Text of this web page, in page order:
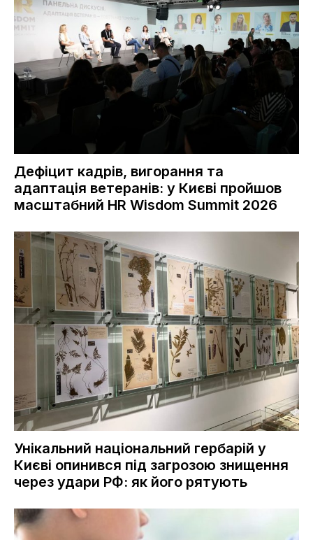
Дефіцит кадрів, вигорання та
адаптація ветеранів: у Києві пройшов
масштабний HR Wisdom Summit 2026
Унікальний національний гербарій у
Києві опинився під загрозою знищення
через удари РФ: як його рятують